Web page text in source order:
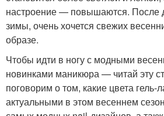
настроение — повышаются. После
зимы, очень хочется свежих
образе.
Чтобы идти в ногу с модными
новинками маникюра — читай эту
поговорим о том, какие цвета гель-
актуальными в этом весеннем